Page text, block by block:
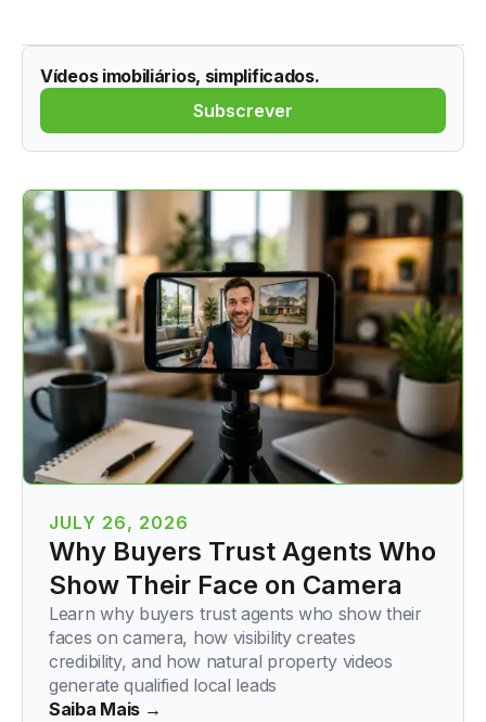
Vídeos imobiliários, simplificados.
Subscrever
JULY 26, 2026
Why Buyers Trust Agents Who
Show Their Face on Camera
Learn why buyers trust agents who show their
faces on camera, how visibility creates
credibility, and how natural property videos
generate qualified local leads
Saiba Mais →